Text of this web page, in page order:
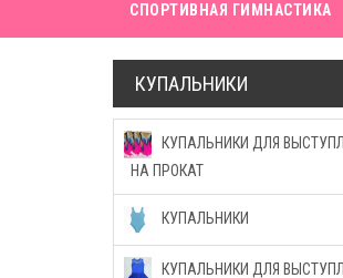
СПОРТИВНАЯ ГИМНАСТИКА
КУПАЛЬНИКИ
КУПАЛЬНИКИ ДЛЯ
НА ПРОКАТ
КУПАЛЬНИКИ
КУПАЛЬНИКИ ДЛЯ